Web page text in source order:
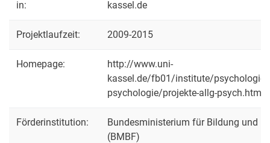
in:
kassel.de
Projektlaufzeit: 2009-2015
Homepage:
http://www.uni-
kassel.de/fb01/institute/psychologie/
psychologie/projekte-allg-psych.html
Förderinstitution:
Bundesministerium für Bildung und
(BMBF)